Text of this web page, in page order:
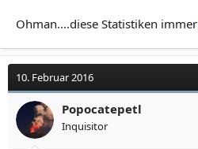
Ohman....diese Statistiken immer
10. Februar 2016
Popocatepetl
Inquisitor